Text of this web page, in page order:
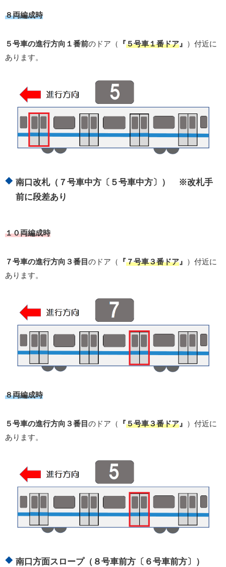
８両編成時
５号車の進行方向１番前のドア（ 『５号車１番ドア』 ）付近に
あります。
南口改札（７号車中方〔５号車中方〕） ※改札手
前に段差あり
１０両編成時
７号車の進行方向３番目 のドア（ 『７号車３番ドア 』 ）付近に
あります。
８両編成時
５号車の進行方向３番目 のドア（ 『５号車３番ドア 』 ）付近に
あります。
南口方面スロープ（８号車前方〔６号車前方〕）